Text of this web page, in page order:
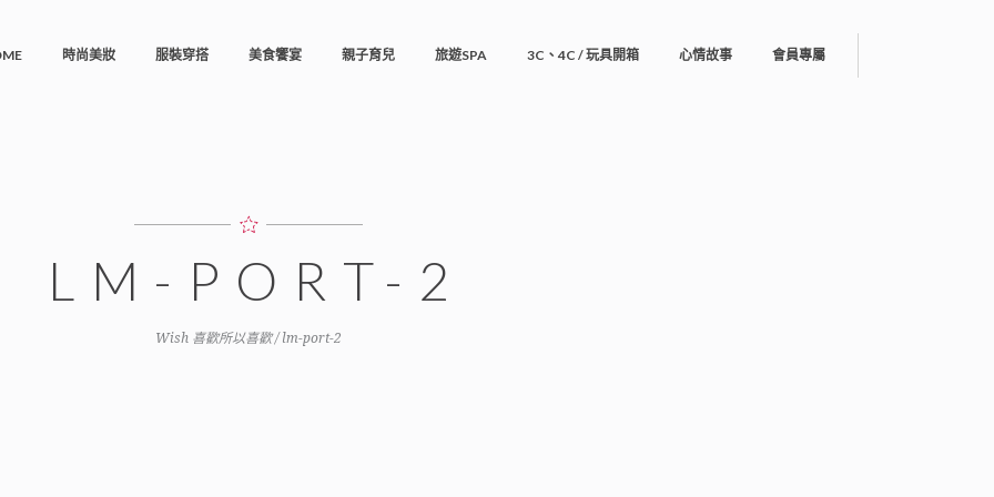
時尚美妝 服裝穿搭 美食饗宴 親子育兒 旅遊SPA 3C、4C / 玩具開箱 心情故事 會員專屬
LM-PORT-2
Wish 喜歡所以喜歡/lm-port-2